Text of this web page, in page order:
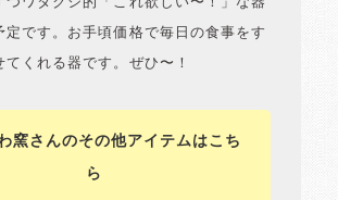
定です。お手頃価格で毎日の食事をす
てくれる器です。ぜひ〜！
窯さんのその他アイテムはこち
ら